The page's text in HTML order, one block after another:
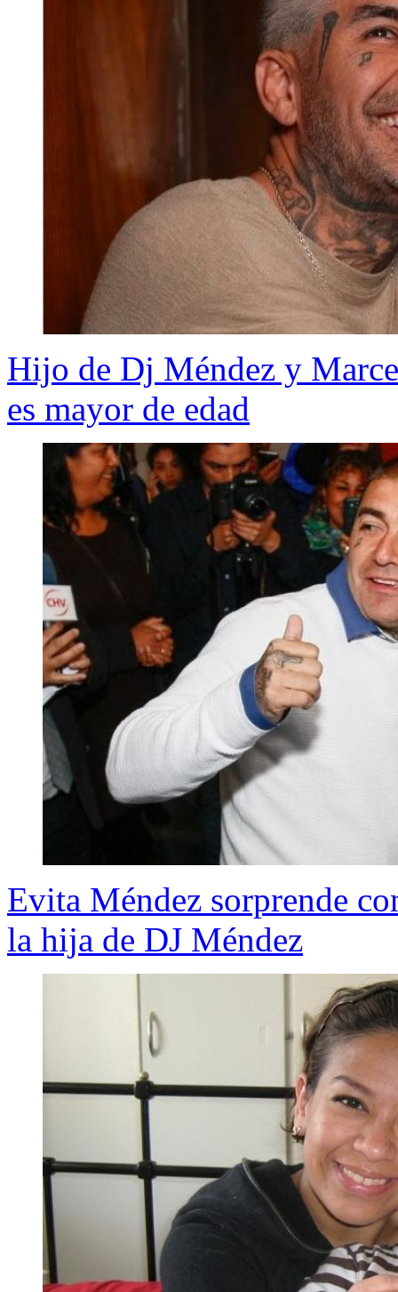
Hijo de Dj Méndez y
es mayor de edad
Evita Méndez sorprende
la hija de DJ Méndez